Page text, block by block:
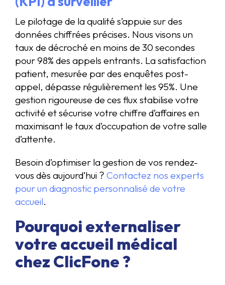
Le pilotage de la qualité s’appuie sur des
données chiffrées précises. Nous visons un
taux de décroché en moins de 30 secondes
pour 98% des appels entrants. La satisfaction
patient, mesurée par des enquêtes post-
appel, dépasse régulièrement les 95%. Une
gestion rigoureuse de ces flux stabilise votre
activité et sécurise votre chiffre d’affaires en
maximisant le taux d’occupation de votre salle
d’attente.
Besoin d’optimiser la gestion de vos rendez-
vous dès aujourd’hui ? Contactez nos experts
pour un diagnostic personnalisé de votre
accueil.
Pourquoi externaliser
votre accueil médical
chez ClicFone ?